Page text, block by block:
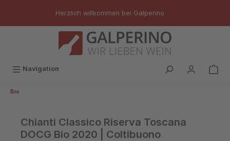
Herzlich willkommen bei Galperino
Navigation
Bio
Chianti Classico Riserva Toscana
DOCG Bio 2020 | Coltibuono